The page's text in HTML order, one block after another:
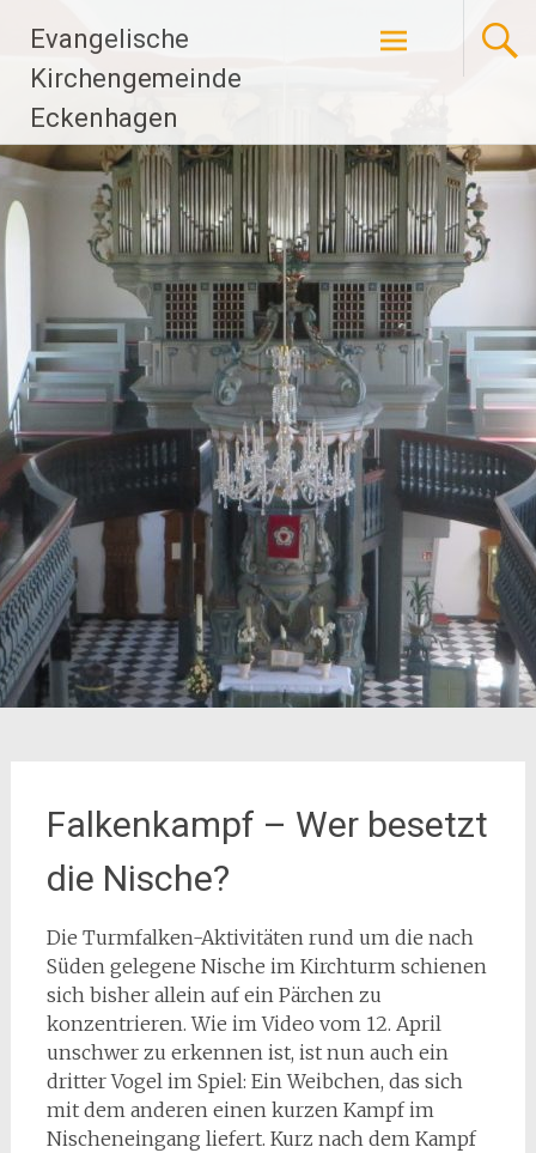
Inhalt
springen
Evangelische
Kirchengemeinde
Eckenhagen
Falkenkampf – Wer besetzt
die Nische?
Die Turmfalken-Aktivitäten rund um die nach
Süden gelegene Nische im Kirchturm schienen
sich bisher allein auf ein Pärchen zu
konzentrieren. Wie im Video vom 12. April
unschwer zu erkennen ist, ist nun auch ein
dritter Vogel im Spiel: Ein Weibchen, das sich
mit dem anderen einen kurzen Kampf im
Nischeneingang liefert. Kurz nach dem Kampf